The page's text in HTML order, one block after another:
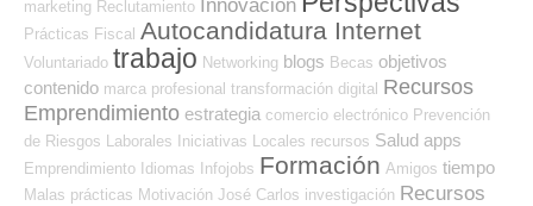
marketing Reclutamiento Innovación
Prácticas Fiscal Autocandidatura Internet
Voluntariado trabajo Networking blogs Becas objetivos
contenido marca profesional transformación digital Recursos
Emprendimiento estrategia comercio electrónico Prevención
de Riesgos Laborales Iniciativas Locales recursos Salud apps
Emprendimiento Idiomas Infojobs Formación Amigos tiempo
Malas prácticas Motivación José Carlos investigación Recursos